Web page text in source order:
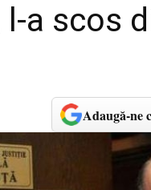
l-a scos
Adaugă-ne